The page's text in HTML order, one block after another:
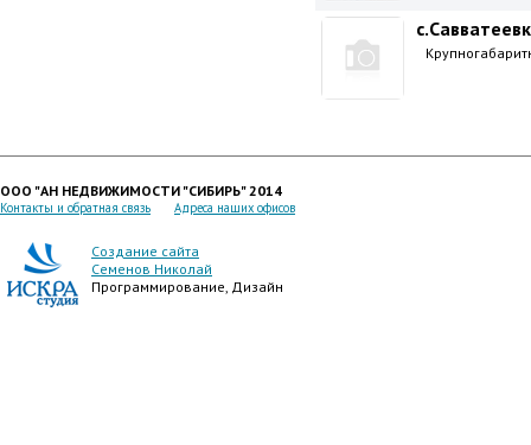
ООО "АН НЕДВИЖИМОСТИ "СИБИРЬ" 2014
Контакты и обратная связь Адреса наших офисов
Создание сайта
Семенов Николай
Программирование, Дизайн